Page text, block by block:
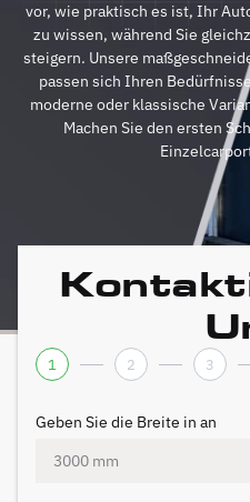
vor, wie praktisch es ist, Ihr
zu wissen, während Sie
steigern. Unsere
passen sich Ihren
moderne oder klassische
Machen Sie den ersten
1 2 3
Geben Sie die Breite in an